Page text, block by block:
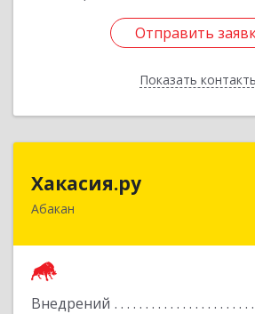
Отправить
Показать
Отправить
Назад
Хакасия.ру
Абакан
Внедрений
655017, Хакасия Респ, Абакан г,